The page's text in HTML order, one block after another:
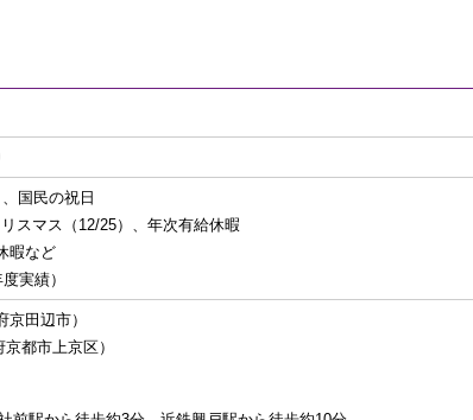
国民の祝日
スマス（12/25）、年次有給休暇
暇など
実績）
田辺市）
都市上京区）